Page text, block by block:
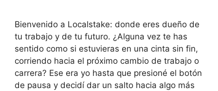
Bienvenido a Localstake: donde eres dueño de
tu trabajo y de tu futuro. ¿Alguna vez te has
sentido como si estuvieras en una cinta sin fin,
corriendo hacia el próximo cambio de trabajo o
carrera? Ese era yo hasta que presioné el botón
de pausa y decidí dar un salto hacia algo más